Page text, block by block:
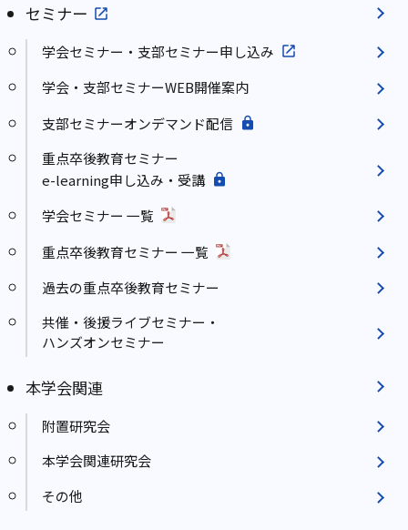
セミナー
学会セミナー・支部セミナー申し込み
学会・支部セミナーWEB開催案内
支部セミナーオンデマンド配信
重点卒後教育セミナー
e-learning申し込み・受講
学会セミナー 一覧
重点卒後教育セミナー 一覧
過去の重点卒後教育セミナー
共催・後援ライブセミナー・
ハンズオンセミナー
本学会関連
附置研究会
本学会関連研究会
その他